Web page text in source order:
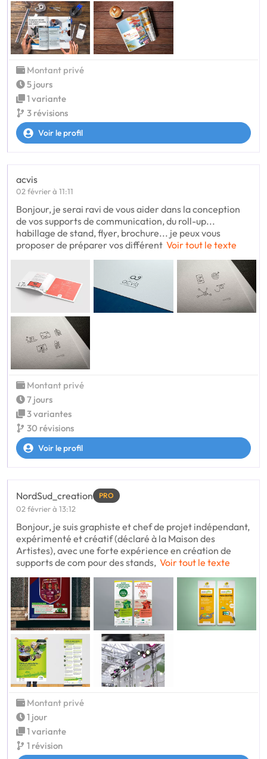
Montant privé
5 jours
1 variante
3 révisions
Voir le profil
acvis
02 février à 11:11
Bonjour, je serai ravi de vous aider dans la conception
de vos supports de communication, du roll-up...
habillage de stand, flyer, brochure... je peux vous
proposer de préparer vos différent Voir tout le texte
Montant privé
7 jours
3 variantes
30 révisions
Voir le profil
NordSud_creation PRO
02 février à 13:12
Bonjour, je suis graphiste et chef de projet indépendant,
expérimenté et créatif (déclaré à la Maison des
Artistes), avec une forte expérience en création de
supports de com pour des stands, Voir tout le texte
Montant privé
1 jour
1 variante
1 révision